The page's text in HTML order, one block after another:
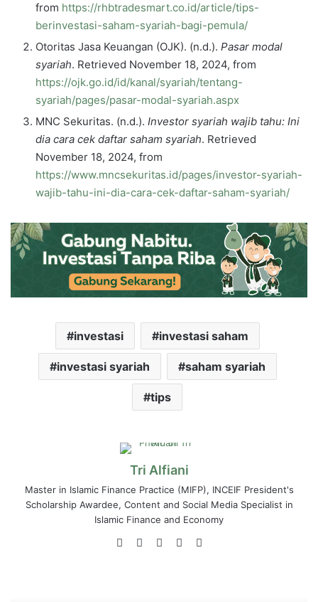
from https://rhbtradesmart.co.id/article/tips-
berinvestasi-saham-syariah-bagi-pemula/
Otoritas Jasa Keuangan (OJK). (n.d.). Pasar modal
syariah. Retrieved November 18, 2024, from
https://ojk.go.id/id/kanal/syariah/tentang-
syariah/pages/pasar-modal-syariah.aspx
MNC Sekuritas. (n.d.). Investor syariah wajib tahu: Ini
dia cara cek daftar saham syariah. Retrieved
November 18, 2024, from
https://www.mncsekuritas.id/pages/investor-syariah-
wajib-tahu-ini-dia-cara-cek-daftar-saham-syariah/
investasi investasi saham
investasi syariah saham syariah
tips
Tri Alfiani
Master in Islamic Finance Practice (MIFP), INCEIF President's
Scholarship Awardee, Content and Social Media Specialist in
Islamic Finance and Economy
WebsiteLinkedInYouTubeInstagram